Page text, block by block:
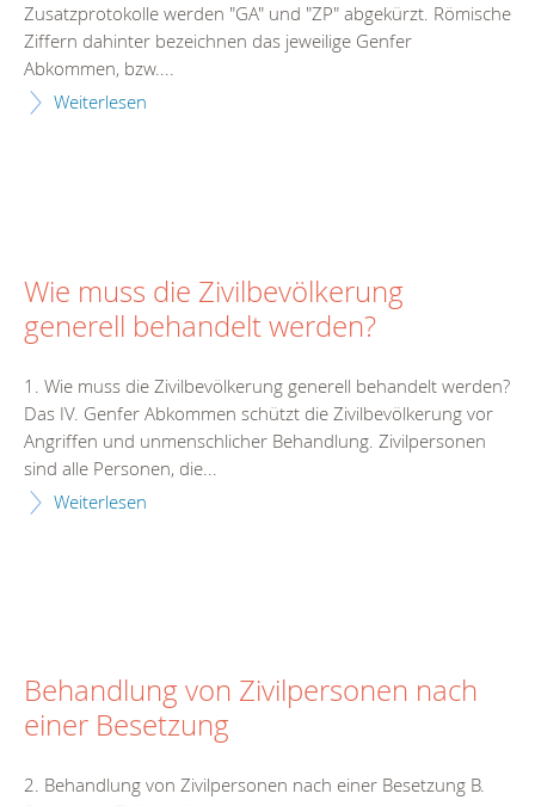
Zusatzprotokolle werden "GA" und "ZP" abgekürzt. Römische
Ziffern dahinter bezeichnen das jeweilige Genfer
Abkommen, bzw....
Weiterlesen
Wie muss die Zivilbevölkerung
generell behandelt werden?
1. Wie muss die Zivilbevölkerung generell behandelt werden?
Das IV. Genfer Abkommen schützt die Zivilbevölkerung vor
Angriffen und unmenschlicher Behandlung. Zivilpersonen
sind alle Personen, die...
Weiterlesen
Behandlung von Zivilpersonen nach
einer Besetzung
2. Behandlung von Zivilpersonen nach einer Besetzung B.